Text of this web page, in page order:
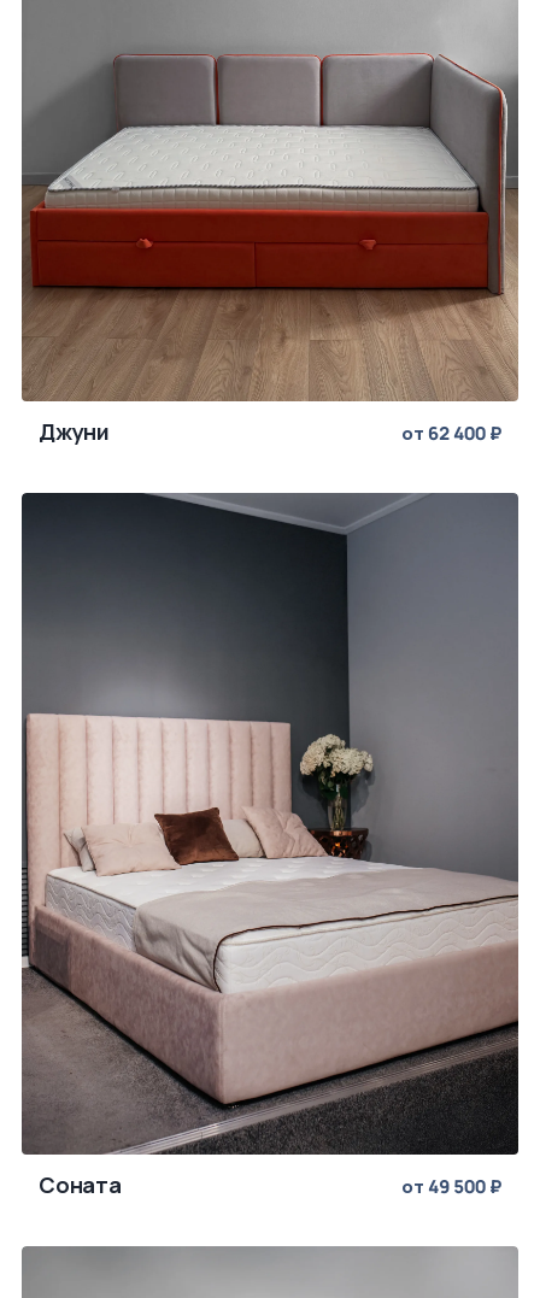
Джуни от 62 400 ₽
Соната от 49 500 ₽